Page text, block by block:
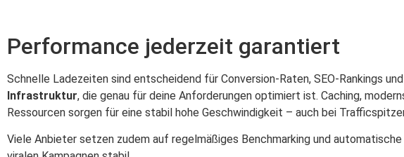
Performance jederzeit garantiert
Schnelle Ladezeiten sind entscheidend für Conversion-Raten, SEO-Rankings
Infrastruktur, die genau für deine Anforderungen optimiert ist. Caching,
Ressourcen sorgen für eine stabil hohe Geschwindigkeit – auch bei
Viele Anbieter setzen zudem auf regelmäßiges Benchmarking und